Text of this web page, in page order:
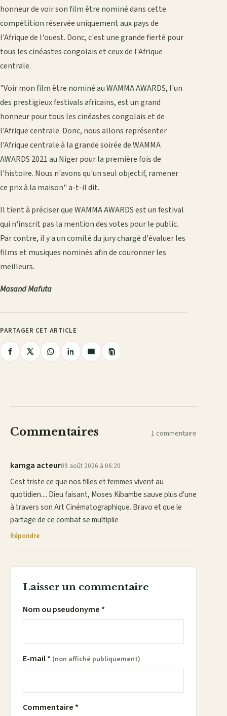
honneur de voir son film être nominé dans cette
compétition réservée uniquement aux pays de
l'Afrique de l'ouest. Donc, c'est une grande fierté pour
tous les cinéastes congolais et ceux de l'Afrique
centrale.
"Voir mon film être nominé au WAMMA AWARDS, l'un
des prestigieux festivals africains, est un grand
honneur pour tous les cinéastes congolais et de
l'Afrique centrale. Donc, nous allons représenter
l'Afrique centrale à la grande soirée de WAMMA
AWARDS 2021 au Niger pour la première fois de
l'histoire. Nous n'avons qu'un seul objectif, ramener
ce prix à la maison" a-t-il dit.
Il tient à préciser que WAMMA AWARDS est un festival
qui n'inscrit pas la mention des votes pour le public.
Par contre, il y a un comité du jury chargé d'évaluer les
films et musiques nominés afin de couronner les
meilleurs.
Masand Mafuta
PARTAGER CET ARTICLE
PartagerPartagerPartagerPartagerPartager
Copier
le
Commentaires 1 commentaire
kamga acteur09 août 2026 à 06:20
Cest triste ce que nos filles et femmes vivent au
quotidien.... Dieu faisant, Moses Kibambe sauve plus d'une
à travers son Art Cinématographique. Bravo et que le
partage de ce combat se multiplie
Répondre
Laisser un commentaire
Nom ou pseudonyme *
E-mail * (non affiché publiquement)
Commentaire *